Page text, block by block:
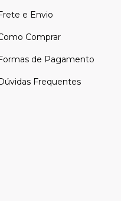
e Envio
Comprar
de Pagamento
Frequentes